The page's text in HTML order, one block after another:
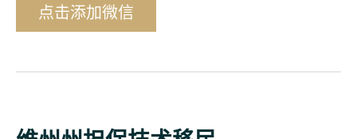
点击添加微信